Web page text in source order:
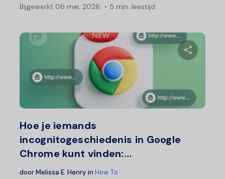
Bijgewerkt 06 mei, 2026 5 min. leestijd
Hoe je iemands
incognitogeschiedenis in Google
Chrome kunt vinden:…
doorMelissa E. Henry in How To